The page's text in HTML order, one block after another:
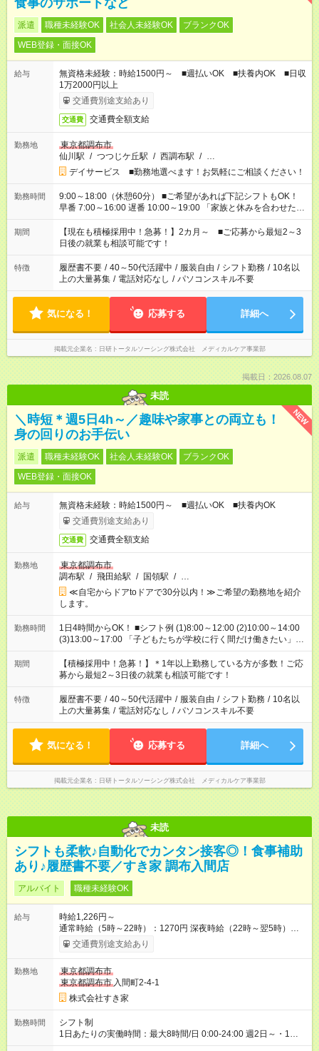
食事のサポートなど
派遣 職種未経験OK 社会人未経験OK
ブランクOK
WEB登録・面接OK
給与
無資格未経験：時給1500円～ ■週払いOK ■扶養内OK ■日収
1万2000円以上
交通費別途支給あり
交通費 交通費全額支給
勤務地
東京都調布市
仙川駅 / つつじケ丘駅 / 西調布駅 / …
デイサービス ■勤務地選べます！お気軽にご相談ください！
勤務時間
9:00～18:00（休憩60分） ■ご希望があれば下記シフトもOK！
早番 7:00～16:00 遅番 10:00～19:00 「家族と休みを合わせた
い」 「余裕を持って夕飯の準備がしたい」 「できれば残業はし
たくない」 など、ご希望を教えてくださいね。 ※Wワーク希望
の方へ 今ご覧のお仕事で希望する勤務時間と、もう1つのお仕事
の勤務時間。 合計で週40時間を超える場合は応募できません。
期間
【現在も積極採用中！急募！】2カ月～ ■ご応募から最短2～3
日後の就業も相談可能です！
特徴 履歴書不要 / 40～50代活躍中 / 服装自由 / シフト勤務 / 10名以
上の大量募集 / 電話対応なし / パソコンスキル不要
気になる！ 応募する 詳細へ
掲載元企業名 日研トータルソーシング株式会社 メディカルケア事業部
掲載日：2026.08.07
未読
NEW
＼時短＊週5日4h～／趣味や家事との両立も！
身の回りのお手伝い
派遣 職種未経験OK 社会人未経験OK
ブランクOK
WEB登録・面接OK
給与
無資格未経験：時給1500円～ ■週払いOK ■扶養内OK
交通費別途支給あり
交通費 交通費全額支給
勤務地
東京都調布市
調布駅 / 飛田給駅 / 国領駅 / …
≪自宅からドアtoドアで30分以内！≫ご希望の勤務地を紹介
します。
勤務時間
1日4時間からOK！ ■シフト例 (1)8:00～12:00 (2)10:00～14:00
(3)13:00～17:00 「子どもたちが学校に行く間だけ働きたい」
「余裕を持って夕飯の準備がしたい」 「午前中は働いて、午後
はプライベートの時間にしたい」 など、ご希望を教えてくださ
いね。 ※Wワーク希望の方へ 今ご覧のお仕事で希望する勤務時
間と、もう1つのお仕事の勤務時間。 合計で週40時間を超える
場合は応募できません。
期間
【積極採用中！急募！】＊1年以上勤務している方が多数！ご応
募から最短2～3日後の就業も相談可能です！
特徴 履歴書不要 / 40～50代活躍中 / 服装自由 / シフト勤務 / 10名以
上の大量募集 / 電話対応なし / パソコンスキル不要
気になる！ 応募する 詳細へ
掲載元企業名 日研トータルソーシング株式会社 メディカルケア事業部
未読
シフトも柔軟♪自動化でカンタン接客◎！食事補助
あり♪履歴書不要／すき家 調布入間店
アルバイト 職種未経験OK
給与
時給1,226円～
通常時給（5時～22時）：1270円 深夜時給（22時～翌5時）：
1588円 高校生時給：1226円 【特別手当】早朝手当（5：00-9：
00）時給+150円 【試用期間】試用期間あり 試用期間の長さ：1
30日（※条件変更なし）ですが、切り上げで一ヶ月とさせてい
ただきます。 研修制度あり：15時間(研修中も同時給）
交通費別途支給あり
勤務地
東京都調布市
東京都調布市 入間町2-4-1
株式会社すき家
勤務時間
シフト制
1日あたりの実働時間：最大8時間/日 0:00-24:00 週2日～・1日
2h～OK ＜シフト例＞ 〇朝帯 5:00-9:00 〇昼帯 9:00-14:00 〇午